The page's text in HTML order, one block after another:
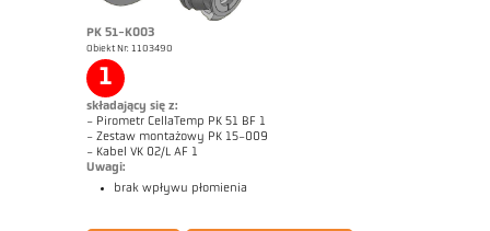
Raport techniczny Optical temperature
measurement in combustion plants
PK 51-K003
Obiekt Nr: 1103490
1
składający się z:
- Pirometr CellaTemp PK 51 BF 1
- Zestaw montażowy PK 15-009
- Kabel VK 02/L AF 1
Uwagi:
brak wpływu płomienia
Broszura CellaTemp PK PKF PKL